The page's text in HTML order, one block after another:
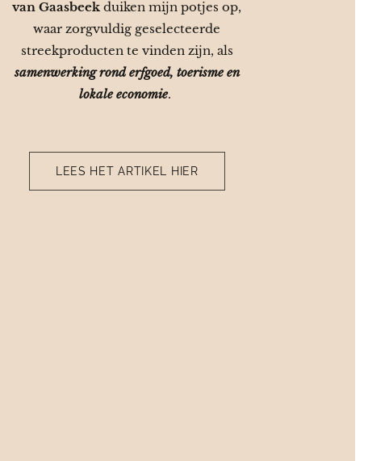
van Gaasbeek duiken mijn potjes op,
waar zorgvuldig geselecteerde
streekproducten te vinden zijn, als
samenwerking rond erfgoed, toerisme en
lokale economie.
LEES HET ARTIKEL HIER